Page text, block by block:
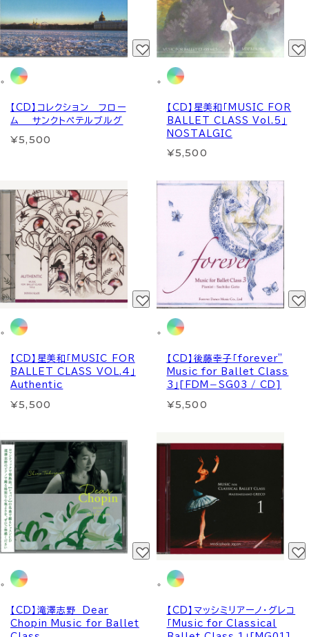
【CD】コレクション フロー
ム サンクトペテルブルグ
¥5,500
【CD】星美和「MUSIC FOR
BALLET CLASS Vol.5」
NOSTALGIC
¥5,500
【CD】星美和「MUSIC FOR
BALLET CLASS VOL.4」
Authentic
¥5,500
【CD】後藤幸子「forever”
Music for Ballet Class
3」[FDM－SG03 / CD]
¥5,500
【CD】滝澤志野 Dear
Chopin Music for Ballet
【CD】マッシミリアーノ・グレコ
「Music for Classical